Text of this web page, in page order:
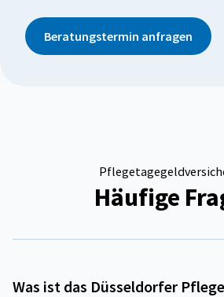
Häufige
Was ist das Düsseldorfer